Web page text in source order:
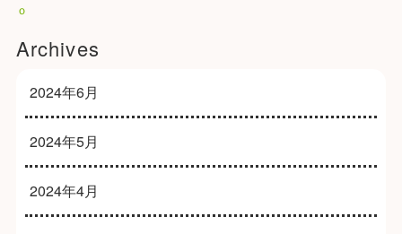
ｏ
Archives
2024年6月
2024年5月
2024年4月